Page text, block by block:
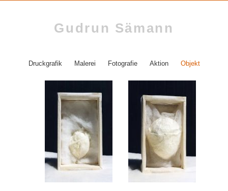
Gudrun Sämann
Druckgrafik Malerei Fotografie Aktion Objekt